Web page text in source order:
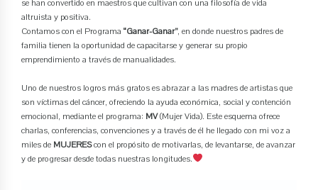
se han convertido en maestros que cultivan con una filosofía de vida
altruista y positiva.
Contamos con el Programa “Ganar-Ganar”, en donde nuestros padres de
familia tienen la oportunidad de capacitarse y generar su propio
emprendimiento a través de manualidades.
Uno de nuestros logros más gratos es abrazar a las madres de artistas que
son víctimas del cáncer, ofreciendo la ayuda económica, social y contención
emocional, mediante el programa: MV(Mujer Vida). Este esquema ofrece
charlas, conferencias, convenciones y a través de él he llegado con mi voz a
miles de MUJEREScon el propósito de motivarlas, de levantarse, de avanzar
y de progresar desde todas nuestras longitudes.